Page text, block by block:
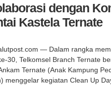
dengan
Kastela Ternate
— Dalam rangka
30, Telkomsel Branch Ternate
Ternate (Anak Kampung
menggelar kegiatan Clean Up